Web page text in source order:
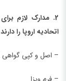
2. مدارک لازم
اتحادیه اروپا را
– اصل و کپی گواهی